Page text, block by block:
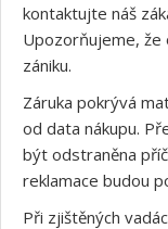
kontaktujte náš
Upozorňujeme, že
zániku.
Záruka pokrývá
od data nákupu.
být odstraněna
reklamace budou
Při zjištěných